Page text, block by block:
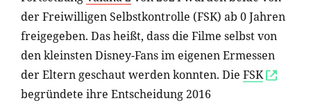
der Freiwilligen Selbstkontrolle (FSK) ab 0 Jahren
freigegeben. Das heißt, dass die Filme selbst von
den kleinsten Disney-Fans im eigenen Ermessen
der Eltern geschaut werden konnten. Die FSK
begründete ihre Entscheidung 2016